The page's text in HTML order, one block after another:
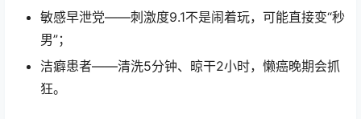
敏感早泄党——刺激度9.1不是闹着玩，可能直接变“秒
男”；
洁癖患者——清洗5分钟、晾干2小时，懒癌晚期会抓
狂。